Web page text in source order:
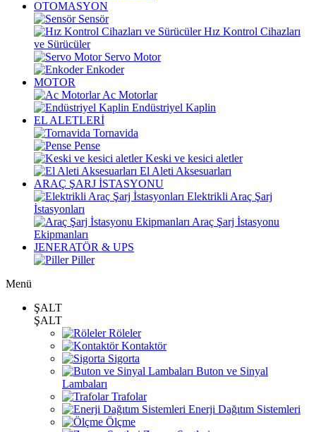
OTOMASYON
Sensör
Hız Kontrol Cihazları
ve Sürücüler
Servo Motor
Enkoder
MOTOR
Ac Motorlar
Endüstriyel Kaplin
EL ALETLERİ
Tornavida
Pense
Keski ve kesici aletler
El Aleti Aksesuarları
ARAÇ ŞARJ İSTASYONU
Elektrikli Araç Şarj
İstasyonları
Araç Şarj İstasyonu
Ekipmanları
JENERATÖR & UPS
Piller
Menü
ŞALT
ŞALT
Röleler
Kontaktör
Sigorta
Buton ve Sinyal
Lambaları
Trafolar
Enerji Dağıtım Sistemleri
Ölçme